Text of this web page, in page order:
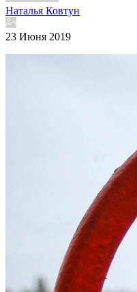
Наталья Ковтун
23 Июня 2019